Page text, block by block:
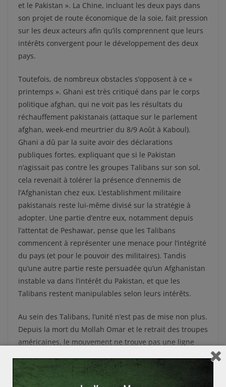
et le Pakistan ». La Chine, incluant les deux pays dans
son projet de route économique de la soie, fait pression
sur les deux acteurs afin qu’ils comprennent que leurs
intérêts convergent pour le développement des deux
pays.
Toutefois, de nombreux obstacles s’opposent à ce «
printemps ». Ghani est très critiqué dans par le corps
politique afghan, qui ne voit pas les résultats du
réchauffement pakistanais (attaque sur le parlement
afghan, week-end meurtrier du 8/9 Août à Kaboul).
Ghani a dû par la suite avoir des déclarations
publiques fortes, expliquant que si le Pakistan
n’agissait pas contre les groupes Talibans sur son sol,
cela revenait à tolérer la présence d’ennemis de
l’Afghanistan chez eux. L’establishment militaire
pakistanais reste lui-même divisé sur la stratégie à
adopter. Une partie d’entre eux, notamment depuis
l’attentat de Peshawar, pense que les Talibans
commencent à représenter une menace pour l’intégrité
du pays (et pour le pouvoir des militaires). Tandis
qu’une autre partie reste persuadée qu’un Afghanistan
instable va dans l’intérêt du Pakistan, et que les
Talibans restent manipulables selon leurs intérêts.
Au sein des Talibans, l’unité n’est pas de mise non plus.
Depuis la mort du Mollah Omar et le retrait des troupes
américaines, le mouvement ne trouve pas une ligne
par la Chine, tandis qu’une partie suggère de continuer
l’offensive afin de profiter du départ des Américains.